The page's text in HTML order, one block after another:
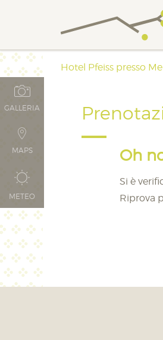
Hotel Pfeiss presso
Oh
Si è
Riprova
GALLERIA
MAPS
METEO